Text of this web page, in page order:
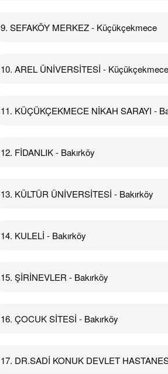
9. SEFAKÖY MERKEZ - Küçükçekmece
10. AREL ÜNİVERSİTESİ - Küçükçekmece
11. KÜÇÜKÇEKMECE NİKAH SARAYI -
12. FİDANLIK - Bakırköy
13. KÜLTÜR ÜNİVERSİTESİ - Bakırköy
14. KULELİ - Bakırköy
15. ŞİRİNEVLER - Bakırköy
16. ÇOCUK SİTESİ - Bakırköy
17. DR.SADİ KONUK DEVLET